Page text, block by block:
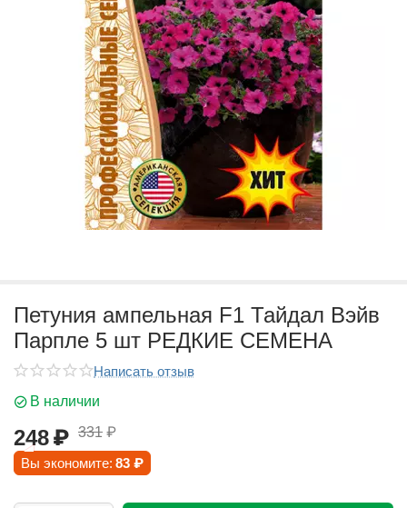
Петуния ампельная F1 Тайдал Вэйв
Парпле 5 шт РЕДКИЕ СЕМЕНА
Написать отзыв
В наличии
248₽ 331 ₽
Вы экономите: 83 ₽